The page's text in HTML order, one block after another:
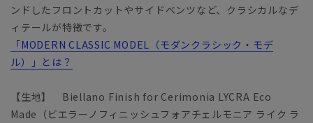
ンドしたフロントカットやサイドベンツなど、クラシカルなデ
ィテールが特徴です。
「MODERN CLASSIC MODEL（モダンクラシック・モデ
ル）」とは？
【生地】 Biellano Finish for Cerimonia LYCRA Eco
Made（ビエラーノフィニッシュフォアチェルモニア ライク ラ